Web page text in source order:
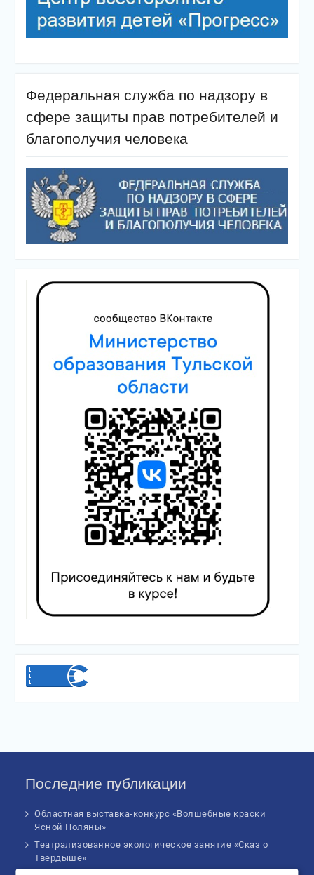
Федеральная служба по надзору в
сфере защиты прав потребителей и
благополучия человека
Последние публикации
Областная выставка-конкурс «Волшебные краски
Ясной Поляны»
Театрализованное экологическое занятие «Сказ о
Твердыше»